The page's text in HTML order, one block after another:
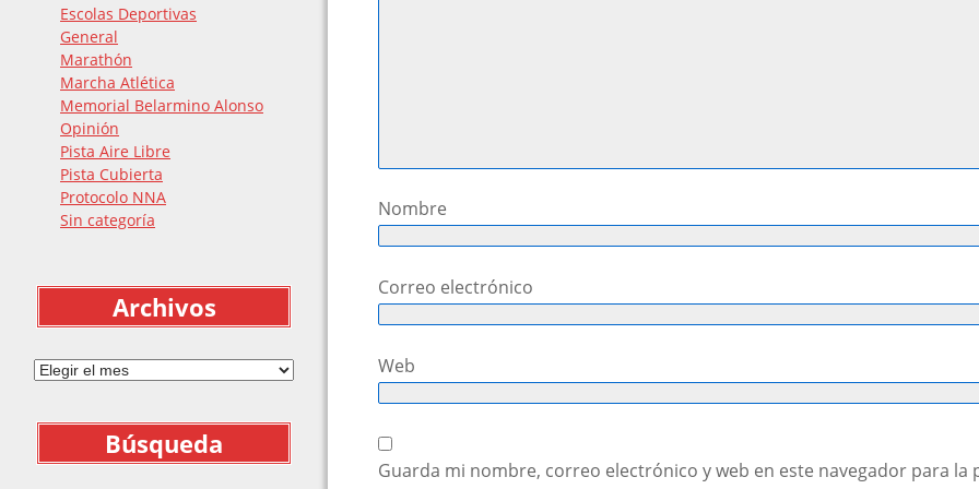
Escolas Deportivas
General
Marathón
Marcha Atlética
Memorial Belarmino Alonso
Opinión
Pista Aire Libre
Pista Cubierta
Protocolo NNA
Sin categoría
Archivos
Búsqueda
Nombre
Correo electrónico
Web
Guarda mi nombre, correo electrónico y web en este navegador para la